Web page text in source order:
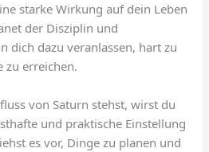
starke Wirkung auf dein Leben
der Disziplin und
dich dazu veranlassen, hart zu
zu erreichen.
von Saturn stehst, wirst du
und praktische Einstellung
es vor, Dinge zu planen und